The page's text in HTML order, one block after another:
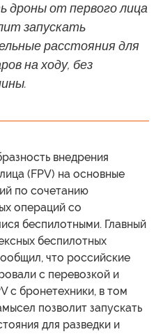
дроны от первого лица
запускать
расстояния для
на ходу, без
внедрения
(FPV) на основные
по сочетанию
операций со
беспилотными. Главный
беспилотных
что российские
с перевозкой и
с бронетехники, в том
позволит запускать
для разведки и